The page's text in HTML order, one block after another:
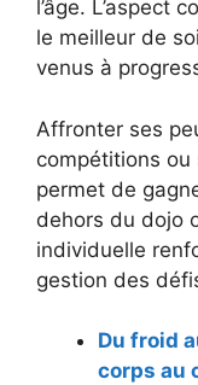
l’âge. L’aspect
le meilleur de
venus à
Affronter ses
compétitions ou
permet de
dehors du dojo
individuelle
gestion des
Du froid
corps au